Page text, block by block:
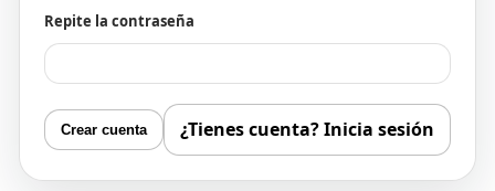
Repite la contraseña
Crear cuenta ¿Tienes cuenta? Inicia sesión